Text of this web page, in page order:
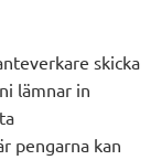
skicka
lämnar in
pengarna kan